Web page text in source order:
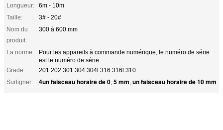
Longueur:
6m - 10m
Taille:
3# - 20#
Nom du
produit:
300 à 600 mm
La norme:
Pour les appareils à commande numérique, le numéro de série
est le numéro de série.
Grade:
201 202 301 304 304l 316 316l 310
Surligner:
4un faisceau horaire de 0, 5 mm, un faisceau horaire de 10 mm